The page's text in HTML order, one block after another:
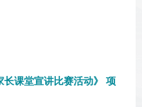
长课堂宣讲比赛活动》 项